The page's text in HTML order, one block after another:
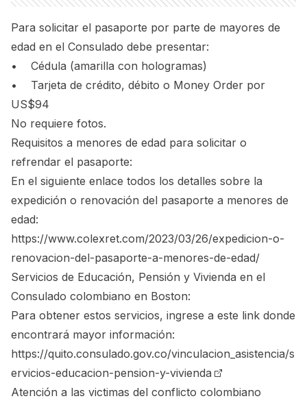
Para solicitar el pasaporte por parte de mayores de
edad en el Consulado debe presentar:
• Cédula (amarilla con hologramas)
• Tarjeta de crédito, débito o Money Order por
US$94
No requiere fotos.
Requisitos a menores de edad para solicitar o
refrendar el pasaporte:
En el siguiente enlace todos los detalles sobre la
expedición o renovación del pasaporte a menores de
edad:
https://www.colexret.com/2023/03/26/expedicion-o-
renovacion-del-pasaporte-a-menores-de-edad/
Servicios de Educación, Pensión y Vivienda en el
Consulado colombiano en Boston:
Para obtener estos servicios, ingrese a este link donde
encontrará mayor información:
https://quito.consulado.gov.co/vinculacion_asistencia/s
ervicios-educacion-pension-y-vivienda
Atención a las victimas del conflicto colombiano